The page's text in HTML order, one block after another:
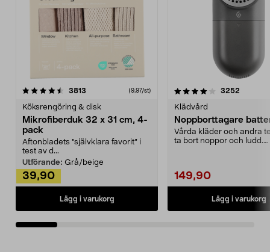
3813 (9,97/st)
Köksrengöring & disk
Mikrofiberduk 32 x 31 cm, 4-
pack
Aftonbladets "självklara favorit” i
test av d...
Utförande: Grå/beige
39,90
Lägg i varukorg
4.0av 5 stjärnor 3252
Klädvård
Noppborttagare
Vårda kläder och andra
ta bort noppor och ludd.
149,90
Lägg i varukorg
4.5av 5 stjärnor